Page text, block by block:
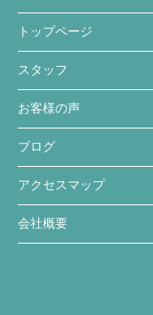
トップページ
スタッフ
お客様の声
ブログ
アクセスマップ
会社概要